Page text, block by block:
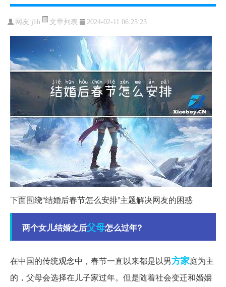
网友:jhh 文章列表 2024-02-11 06:25:23
下面围绕“结婚后春节怎么安排”主题解决网友的困惑
两个女儿结婚之后父母怎么过年?
在中国的传统观念中，春节一直以来都是以男方家庭为主
的，父母会选择在儿子家过年。但是随着社会变迁和婚姻